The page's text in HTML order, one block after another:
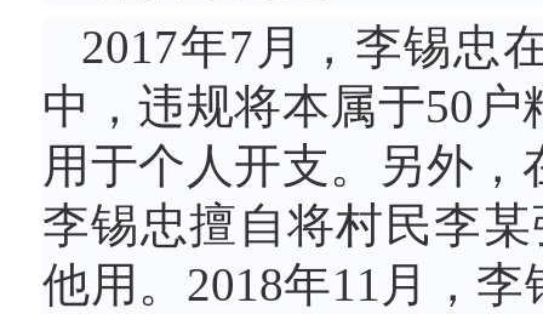
2017年7月，李锡忠
中，违规将本属于50
用于个人开支。另外，
李锡忠擅自将村民李
他用。2018年11月，